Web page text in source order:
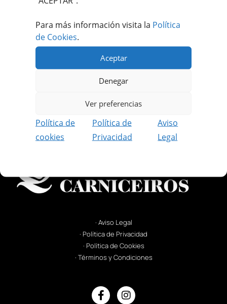
Para más información visita la Política
de Cookies.
Aceptar
Denegar
Ver preferencias
Política de
cookies
Política de
Privacidad
Aviso
Legal
Apúntate a nuestro #MEATFANCLUB
Recibe ofertas únicas y exclusivas.
Además podrás disfrutar de contenido
reservado solo para socios.
· Aviso Legal
· Política de Privacidad
· Política de Cookies
· Términos y Condiciones